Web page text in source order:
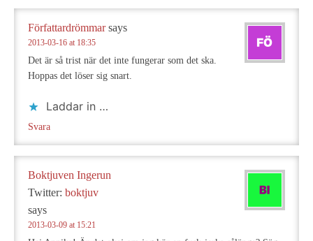
Författardrömmar says
2013-03-16 at 18:35
Det är så trist när det inte fungerar som det ska.
Hoppas det löser sig snart.
Laddar in …
Svara
Boktjuven Ingerun
Twitter: boktjuv
says
2013-03-09 at 15:21